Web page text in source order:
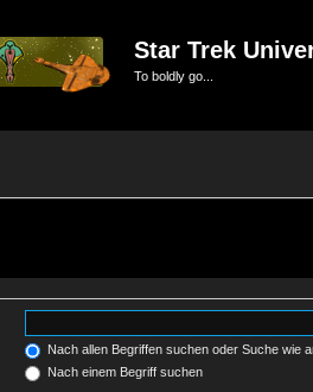
Star Trek
To boldly go...
Nach allen Begriffen suchen oder Suche wie
Nach einem Begriff suchen